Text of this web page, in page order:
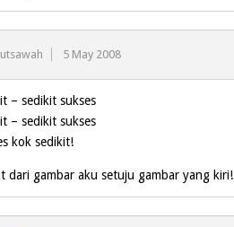
5 May 2008
– sedikit sukses
– sedikit sukses
kok sedikit!
dari gambar aku setuju gambar yang kiri!